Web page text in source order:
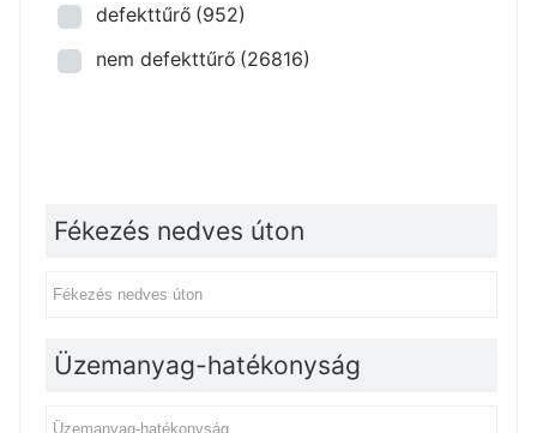
defekttűrő (952)
nem defekttűrő (26816)
Fékezés nedves úton
Üzemanyag-hatékonyság